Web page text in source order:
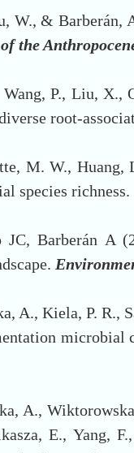
W., &
the
P., Liu,
root-
M. W.,
species richness.
JC, Barberán A
A., Kiela, P. R.,
A.,
E., Yang,